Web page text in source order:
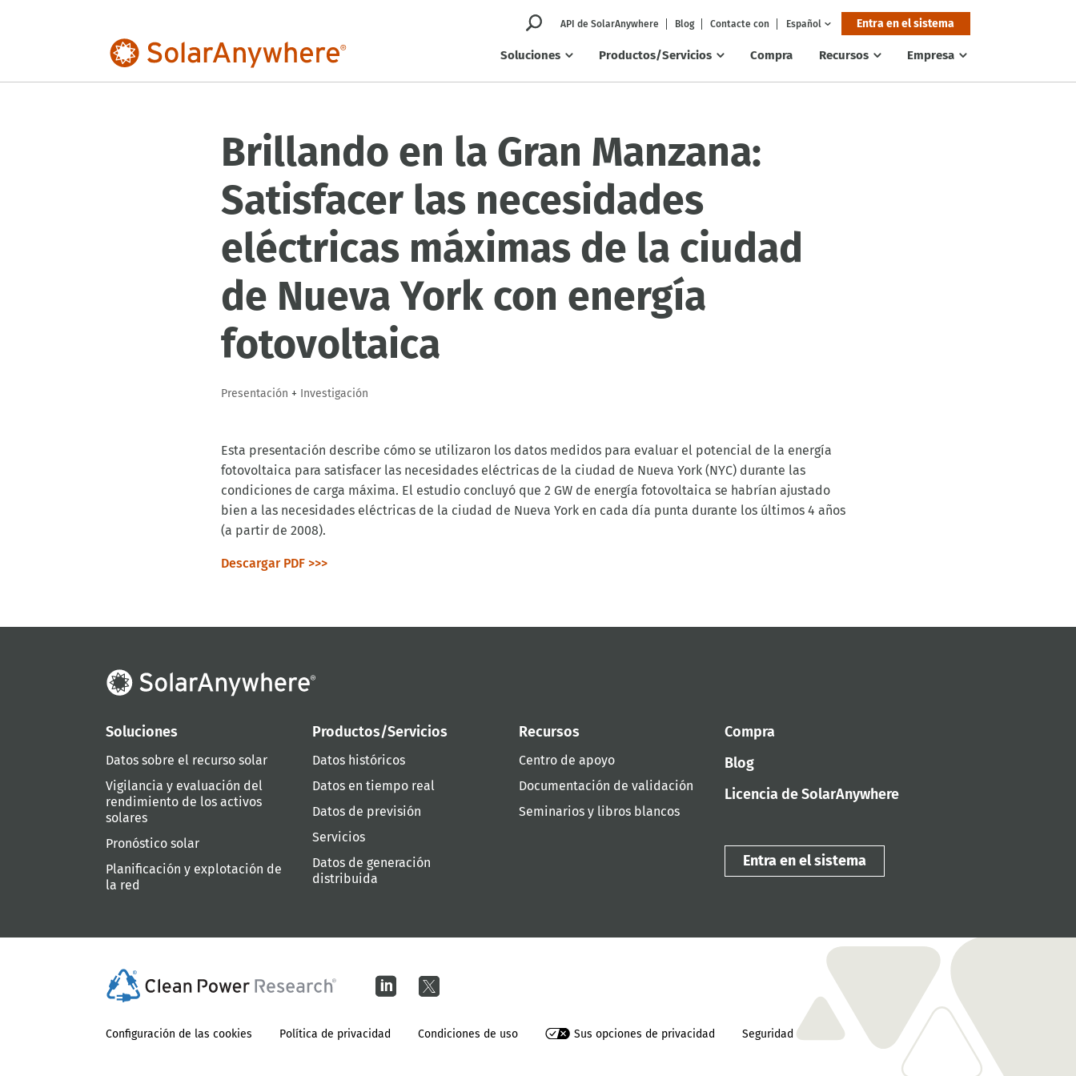
API de SolarAnywhere Blog Contacte con Español Entra en el sistema
Soluciones Productos/Servicios Compra Recursos Empresa
Brillando en la Gran Manzana:
Satisfacer las necesidades
eléctricas máximas de la ciudad
de Nueva York con energía
fotovoltaica
Presentación + Investigación
Esta presentación describe cómo se utilizaron los datos medidos para evaluar el potencial de la energía
fotovoltaica para satisfacer las necesidades eléctricas de la ciudad de Nueva York (NYC) durante las
condiciones de carga máxima. El estudio concluyó que 2 GW de energía fotovoltaica se habrían ajustado
bien a las necesidades eléctricas de la ciudad de Nueva York en cada día punta durante los últimos 4 años
(a partir de 2008).
Descargar PDF >>>
Soluciones
Datos sobre el recurso solar
Vigilancia y evaluación del
rendimiento de los activos
solares
Pronóstico solar
Planificación y explotación de
la red
Productos/Servicios
Datos históricos
Datos en tiempo real
Datos de previsión
Servicios
Datos de generación
distribuida
Recursos
Centro de apoyo
Documentación de validación
Seminarios y libros blancos
Compra
Blog
Licencia de SolarAnywhere
Entra en el sistema
Configuración de las cookies Política de privacidad Condiciones de uso Sus opciones de privacidad Seguridad